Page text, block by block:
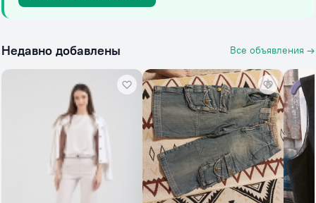
Недавно добавлены Все объявления →